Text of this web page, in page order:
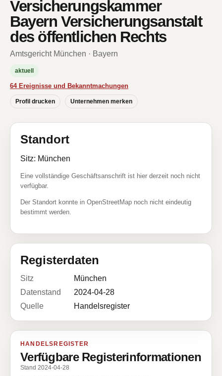
Versicherungskammer
Bayern Versicherungsanstalt
des öffentlichen Rechts
Amtsgericht München · Bayern
aktuell
64 Ereignisse und Bekanntmachungen
Profil drucken Unternehmen merken
Standort
Sitz: München
Eine vollständige Geschäftsanschrift ist hier derzeit noch nicht
verfügbar.
Der Standort konnte in OpenStreetMap noch nicht eindeutig
bestimmt werden.
Registerdaten
Sitz
München
Datenstand
2024-04-28
Quelle
Handelsregister
HANDELSREGISTER
Verfügbare Registerinformationen
Stand 2024-04-28